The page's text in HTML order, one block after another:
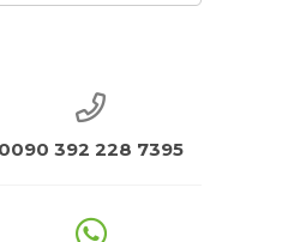
0090 392 228 7395